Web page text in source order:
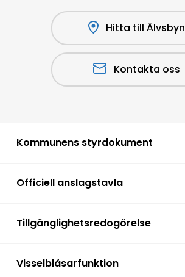
Hitta till Älvsbyn
Kontakta oss
Kommunens styrdokument
Officiell anslagstavla
Tillgänglighetsredogörelse
Visselblåsarfunktion